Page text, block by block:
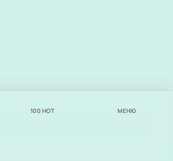
100 НОТ МЕНЮ